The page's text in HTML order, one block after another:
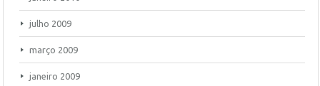
julho 2009
março 2009
janeiro 2009